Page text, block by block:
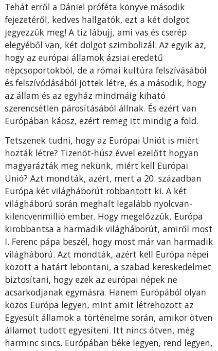
Tehát erről a Dániel próféta könyve második
fejezetéről, kedves hallgatók, ezt a két dolgot
jegyezzük meg! A tíz lábujj, ami vas és cserép
elegyéből van, két dolgot szimbolizál. Az egyik az,
hogy az európai államok ázsiai eredetű
népcsoportokból, de a római kultúra felszívásából
és felszívódásából jöttek létre, és a második, hogy
az állam és az egyház mindmáig kiható
szerencsétlen párosításából állnak. És ezért van
Európában káosz, ezért remeg itt mindig a föld.
Tetszenek tudni, hogy az Európai Uniót is miért
hozták létre? Tizenöt-húsz évvel ezelőtt hogyan
magyarázták meg nekünk, miért kell Európai
Unió? Azt mondták, azért, mert a 20. században
Európa két világháborút robbantott ki. A két
világháború során meghalt legalább nyolcvan-
kilencvenmillió ember. Hogy megelőzzük, Európa
kirobbantsa a harmadik világháborút, amiről most
I. Ferenc pápa beszél, hogy most már van harmadik
világháború. Azt mondták, azért kell Európa népei
között a határt lebontani, a szabad kereskedelmet
biztosítani, hogy ezek az európai népek ne
acsarkodjanak egymásra. Hanem Európából olyan
közös Európa legyen, mint amit létrehozott az
Egyesült államok a történelme során, amikor ötven
államot tudott egyesíteni. Itt nincs ötven, még
harminc sincs. Európában béke legyen, rend legyen,